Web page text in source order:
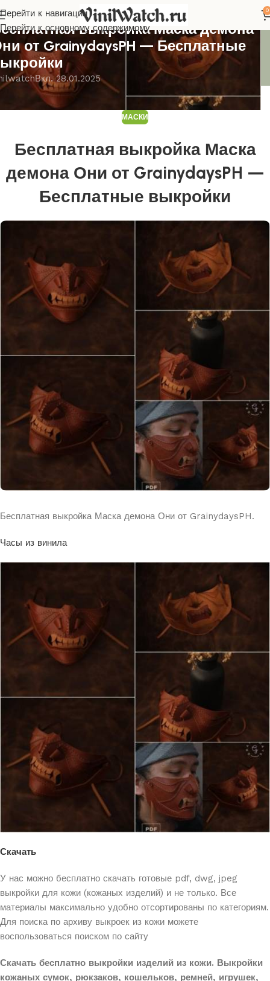
Перейти к навигации
Перейти к основному содержимому
0
выкройка Маска демона
от GrainydaysPH — Бесплатные
Вкл. 28.01.2025
МАСКИ
Бесплатная выкройка Маска
демона Они от GrainydaysPH —
Бесплатные выкройки
Бесплатная выкройка Маска демона Они от GrainydaysPH.
Часы из винила
Скачать
У нас можно бесплатно скачать готовые pdf, dwg, jpeg
выкройки для кожи (кожаных изделий) и не только. Все
материалы максимально удобно отсортированы по категориям.
Для поиска по архиву выкроек из кожи можете
воспользоваться поиском по сайту
Скачать бесплатно выкройки изделий из кожи. Выкройки
кожаных сумок, рюкзаков, кошельков, ремней, игрушек,